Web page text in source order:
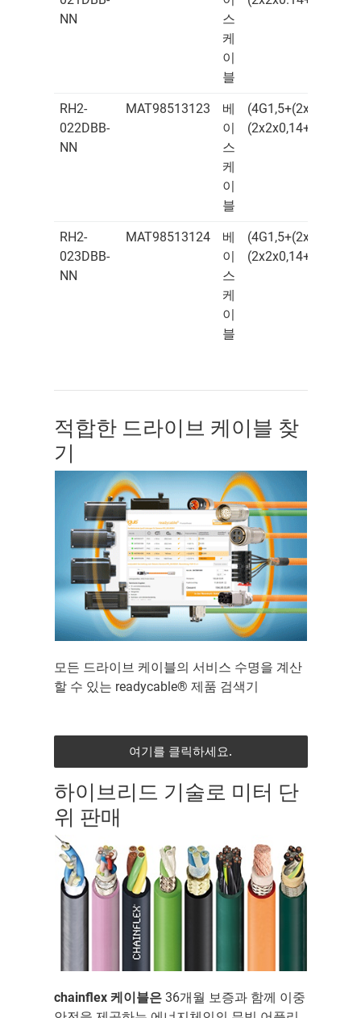
NN
스
케
이
블
RH2-
022DBB-
NN
MAT98513123
베
이
스
케
이
블
(4G1,5+(2x0,75)C+
RH2-
023DBB-
NN
MAT98513124
베
이
스
케
이
블
(4G1,5+(2x0,75)C+
적합한 드라이브 케이블 찾
기
모든 드라이브 케이블의 서비스 수명을 계산
할 수 있는 readycable® 제품 검색기
여기를 클릭하세요.
하이브리드 기술로 미터 단
위 판매
chainflex 케이블은36개월 보증과 함께 이중